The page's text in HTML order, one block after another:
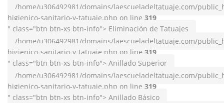
/home/u306492981/domains/laescueladeltatuaje.com/
higienico-sanitario-y-tatuaje.php on line 319
" class="btn btn-xs btn-info"> Eliminación de Tatuajes
/home/u306492981/domains/laescueladeltatuaje.com/
higienico-sanitario-y-tatuaje.php on line 319
" class="btn btn-xs btn-info"> Anillado Superior
/home/u306492981/domains/laescueladeltatuaje.com/
higienico-sanitario-y-tatuaje.php on line 319
" class="btn btn-xs btn-info"> Anillado Básico